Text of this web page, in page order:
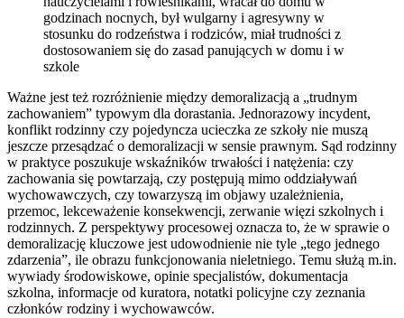
godzinach nocnych, był wulgarny i agresywny w
stosunku do rodzeństwa i rodziców, miał trudności z
dostosowaniem się do zasad panujących w domu i w
szkole
Ważne jest też rozróżnienie między demoralizacją a „trudnym
zachowaniem” typowym dla dorastania. Jednorazowy incydent,
konflikt rodzinny czy pojedyncza ucieczka ze szkoły nie muszą
jeszcze przesądzać o demoralizacji w sensie prawnym. Sąd rodzinny
w praktyce poszukuje wskaźników trwałości i natężenia: czy
zachowania się powtarzają, czy postępują mimo oddziaływań
wychowawczych, czy towarzyszą im objawy uzależnienia,
przemoc, lekceważenie konsekwencji, zerwanie więzi szkolnych i
rodzinnych. Z perspektywy procesowej oznacza to, że w sprawie o
demoralizację kluczowe jest udowodnienie nie tyle „tego jednego
zdarzenia”, ile obrazu funkcjonowania nieletniego. Temu służą m.in.
wywiady środowiskowe, opinie specjalistów, dokumentacja
szkolna, informacje od kuratora, notatki policyjne czy zeznania
członków rodziny i wychowawców.